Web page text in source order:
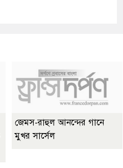
জেমস-রাহুল আনন্দের গানে
মুখর সার্সেল